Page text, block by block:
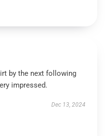
by the next following
impressed.
Dec 13, 2024